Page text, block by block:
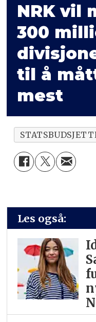
NRK vil
300
til å
mest
Les også: